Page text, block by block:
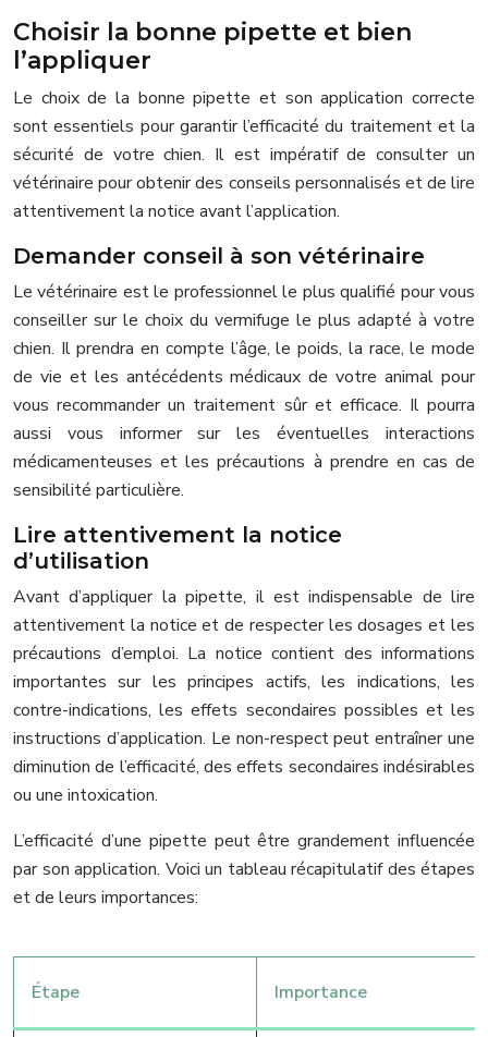
Choisir la bonne pipette et bien
l’appliquer
Le choix de la bonne pipette et son application correcte
sont essentiels pour garantir l’efficacité du traitement et la
sécurité de votre chien. Il est impératif de consulter un
vétérinaire pour obtenir des conseils personnalisés et de lire
attentivement la notice avant l’application.
Demander conseil à son vétérinaire
Le vétérinaire est le professionnel le plus qualifié pour vous
conseiller sur le choix du vermifuge le plus adapté à votre
chien. Il prendra en compte l’âge, le poids, la race, le mode
de vie et les antécédents médicaux de votre animal pour
vous recommander un traitement sûr et efficace. Il pourra
aussi vous informer sur les éventuelles interactions
médicamenteuses et les précautions à prendre en cas de
sensibilité particulière.
Lire attentivement la notice
d’utilisation
Avant d’appliquer la pipette, il est indispensable de lire
attentivement la notice et de respecter les dosages et les
précautions d’emploi. La notice contient des informations
importantes sur les principes actifs, les indications, les
contre-indications, les effets secondaires possibles et les
instructions d’application. Le non-respect peut entraîner une
diminution de l’efficacité, des effets secondaires indésirables
ou une intoxication.
L’efficacité d’une pipette peut être grandement influencée
par son application. Voici un tableau récapitulatif des étapes
et de leurs importances:
Étape Importance